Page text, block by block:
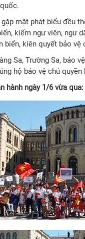
mặt phát biểu đều
kiểm ngư viên, ngư
biển, kiên quyết bảo
Sa, Trường Sa, bảo
hộ bảo vệ chủ
hành ngày 1/6 vừa qua: